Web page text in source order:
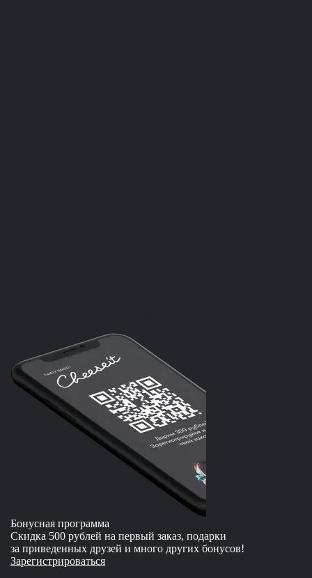
Бонусная программа
Скидка 500 рублей на первый заказ, подарки
за приведенных друзей и много других бонусов!
Зарегистрироваться